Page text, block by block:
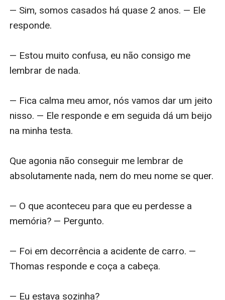
— Sim, somos casados há quase 2 anos. — Ele
responde.
— Estou muito confusa, eu não consigo me
lembrar de nada.
— Fica calma meu amor, nós vamos dar um jeito
nisso. — Ele responde e em seguida dá um beijo
na minha testa.
Que agonia não conseguir me lembrar de
absolutamente nada, nem do meu nome se quer.
— O que aconteceu para que eu perdesse a
memória? — Pergunto.
— Foi em decorrência a acidente de carro. —
Thomas responde e coça a cabeça.
— Eu estava sozinha?